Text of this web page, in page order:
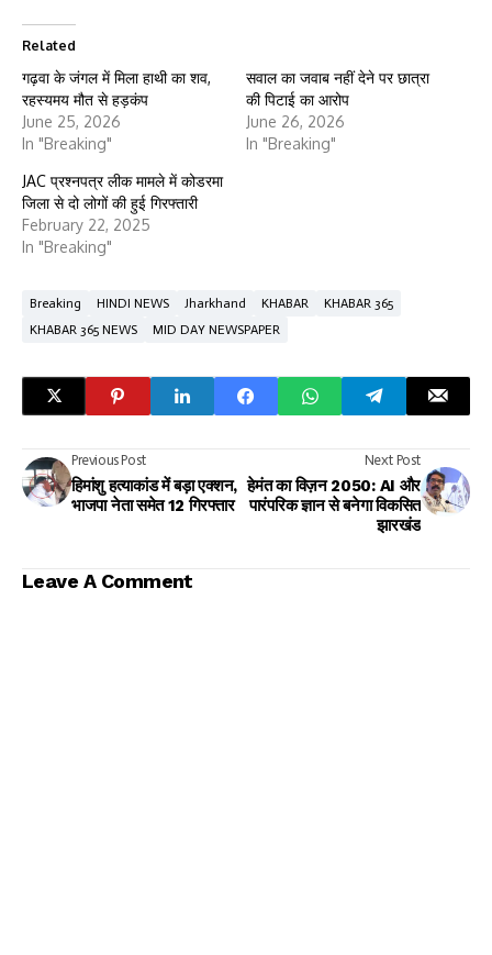
Related
गढ़वा के जंगल में मिला हाथी का शव,
रहस्यमय मौत से हड़कंप
June 25, 2026
In "Breaking"
सवाल का जवाब नहीं देने पर छात्रा
की पिटाई का आरोप
June 26, 2026
In "Breaking"
JAC प्रश्नपत्र लीक मामले में कोडरमा
जिला से दो लोगों की हुई गिरफ्तारी
February 22, 2025
In "Breaking"
Breaking HINDI NEWS Jharkhand KHABAR
KHABAR 365
KHABAR 365 NEWS
MID DAY NEWSPAPER
Previous Post
हिमांशु हत्याकांड में बड़ा एक्शन,
भाजपा नेता समेत 12 गिरफ्तार
Next Post
हेमंत का विज़न 2050: AI और
पारंपरिक ज्ञान से बनेगा विकसित
झारखंड
Leave A Comment